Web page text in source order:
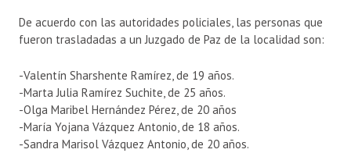
De acuerdo con las autoridades policiales, las personas que
fueron trasladadas a un Juzgado de Paz de la localidad son:
-Valentín Sharshente Ramírez, de 19 años.
-Marta Julia Ramírez Suchite, de 25 años.
-Olga Maribel Hernández Pérez, de 20 años
-María Yojana Vázquez Antonio, de 18 años.
-Sandra Marisol Vázquez Antonio, de 20 años.